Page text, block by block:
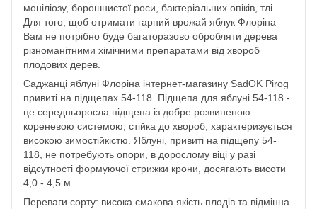
моніліозу, борошнистої роси, бактеріальних опіків, тлі.
Для того, щоб отримати гарний врожай яблук Флоріна
Вам не потрібно буде багаторазово обробляти дерева
різноманітними хімічними препаратами від хвороб
плодових дерев.
Саджанці яблуні Флоріна інтернет-магазину SadOK Pirog
привиті на підщепах 54-118. Підщепа для яблуні 54-118 -
це середньоросла підщепа із добре розвиненою
кореневою системою, стійка до хвороб, характеризується
високою зимостійкістю. Яблуні, привиті на підщепу 54-
118, не потребують опори, в дорослому віці у разі
відсутності формуючої стрижки крони, досягають висоти
4,0 - 4,5 м.
Переваги сорту: висока смакова якість плодів та відмінна